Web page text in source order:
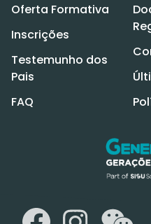
Oferta Formativa
Inscrições
Testemunho dos
Pais
FAQ
FacebookInstagramWeChat